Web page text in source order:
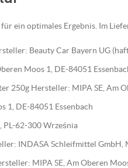
ein optimales Ergebnis. Im
Beauty Car Bayern UG
Moos 1, DE-84051
250g Hersteller: MIPA SE, Am
1, DE-84051 Essenbach
PL-62-300 Września
INDASA Schleifmittel GmbH,
MIPA SE, Am Oberen